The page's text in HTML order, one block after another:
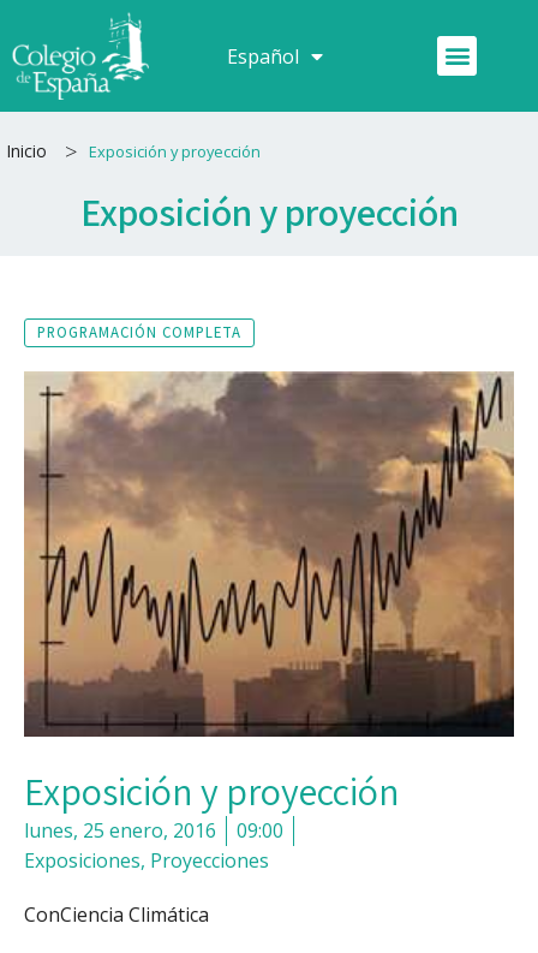
al
contenido
Español
Français Menú
Inicio > Exposición y proyección
Exposición y proyección
PROGRAMACIÓN COMPLETA
Exposición y proyección
lunes, 25 enero, 2016
09:00
Exposiciones, Proyecciones
ConCiencia Climática